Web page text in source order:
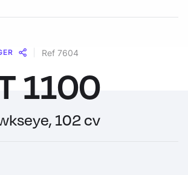
Messenger
WhatsApp
Copy
Link
Share
Ref 7604
1100
102 cv